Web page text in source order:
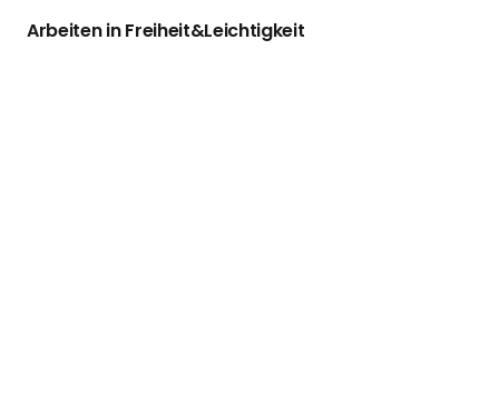
Arbeiten in Freiheit&Leichtigkeit